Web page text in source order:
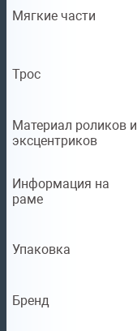
Мягкие части
Трос
Материал роликов и
эксцентриков
Информация на
раме
Упаковка
Бренд